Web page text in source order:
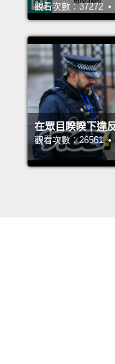
觀看次數：37272 •
在眾目睽睽下違
觀看次數：26561 •